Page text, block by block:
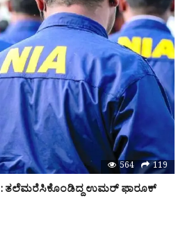
564 119
ತಲೆಮರೆಸಿಕೊಂಡಿದ್ದ ಉಮರ್‌ ಫಾರೂಕ್‌